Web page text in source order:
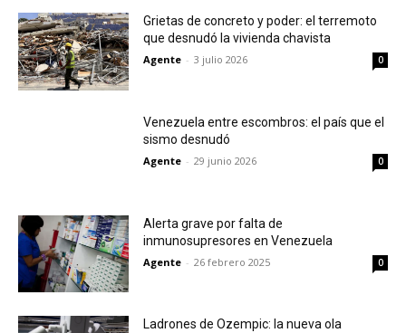
Grietas de concreto y poder: el terremoto
que desnudó la vivienda chavista
Agente - 3 julio 2026 0
Venezuela entre escombros: el país que el
sismo desnudó
Agente - 29 junio 2026 0
Alerta grave por falta de
inmunosupresores en Venezuela
Agente - 26 febrero 2025 0
Ladrones de Ozempic: la nueva ola